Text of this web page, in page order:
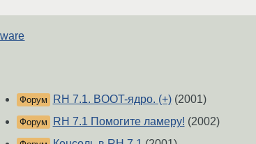
Форум RH 7.1. BOOT-ядро. (+)(2001)
Форум RH 7.1 Помогите ламеру! (2002)